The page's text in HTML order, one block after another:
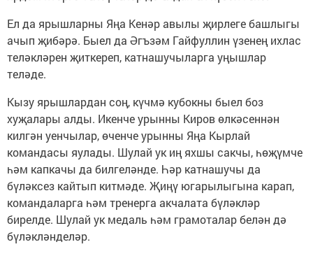
Ел да ярышларны Яңа Кенәр авылы җирлеге башлыгы
ачып җибәрә. Быел да Әгъзәм Гайфуллин үзенең ихлас
теләкләрен җиткереп, катнашучыларга уңышлар
теләде.
Кызу ярышлардан соң, күчмә кубокны быел боз
хуҗалары алды. Икенче урынны Киров өлкәсеннән
килгән уенчылар, өченче урынны Яңа Кырлай
командасы яулады. Шулай ук иң яхшы сакчы, һөҗүмче
һәм капкачы да билгеләнде. Һәр катнашучы да
бүләксез кайтып китмәде. Җиңү югарылыгына карап,
командаларга һәм тренерга акчалата бүләкләр
бирелде. Шулай ук медаль һәм грамоталар белән дә
бүләкләнделәр.